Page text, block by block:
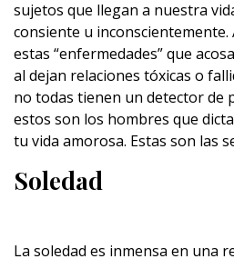
sujetos que llegan a nuestra
consiente u
estas “enfermedades” que
al dejan relaciones tóxicas o
no todas tienen un detector de
estos son los hombres que
tu vida amorosa. Estas son las
Soledad
La soledad es inmensa en una